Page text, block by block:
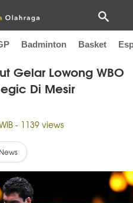
Badminton Basket
Gelar Lowong WBO
Di Mesir
- 1139 views
News